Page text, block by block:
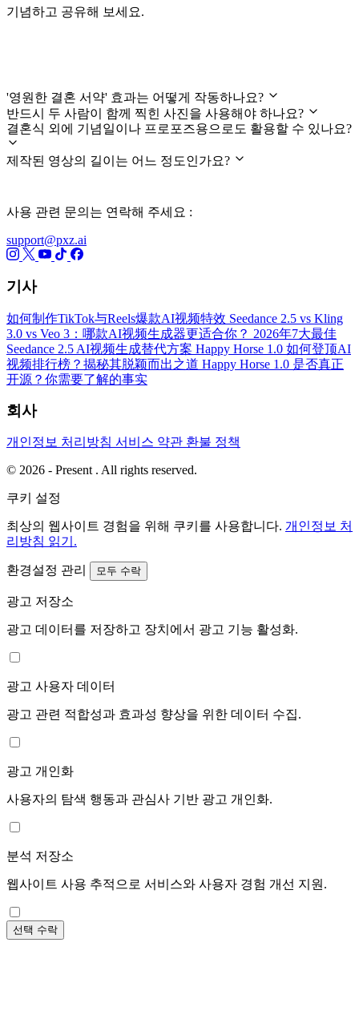
기념하고 공유해 보세요.
'영원한 결혼 서약' 효과는 어떻게 작동하나요?
반드시 두 사람이 함께 찍힌 사진을 사용해야 하나요?
결혼식 외에 기념일이나 프로포즈용으로도 활용할 수 있나요?
제작된 영상의 길이는 어느 정도인가요?
사용 관련 문의는 연락해 주세요 :
support@pxz.ai
기사
如何制作TikTok与Reels爆款AI视频特效 Seedance 2.5 vs Kling
3.0 vs Veo 3：哪款AI视频生成器更适合你？ 2026年7大最佳
Seedance 2.5 AI视频生成替代方案 Happy Horse 1.0 如何登顶AI
视频排行榜？揭秘其脱颖而出之道 Happy Horse 1.0 是否真正
开源？你需要了解的事实
회사
개인정보 처리방침 서비스 약관 환불 정책
© 2026 - Present . All rights reserved.
쿠키 설정
최상의 웹사이트 경험을 위해 쿠키를 사용합니다. 개인정보 처
리방침 읽기.
환경설정 관리 모두 수락
광고 저장소
광고 데이터를 저장하고 장치에서 광고 기능 활성화.
광고 사용자 데이터
광고 관련 적합성과 효과성 향상을 위한 데이터 수집.
광고 개인화
사용자의 탐색 행동과 관심사 기반 광고 개인화.
분석 저장소
웹사이트 사용 추적으로 서비스와 사용자 경험 개선 지원.
선택 수락